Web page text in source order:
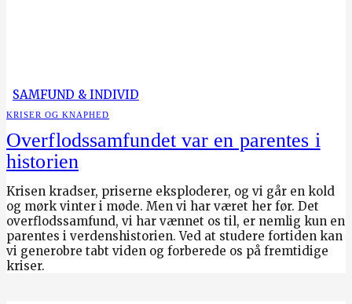
SAMFUND & INDIVID
KRISER OG KNAPHED
Overflodssamfundet var en parentes i
historien
Krisen kradser, priserne eksploderer, og vi går en kold
og mørk vinter i møde. Men vi har været her før. Det
overflodssamfund, vi har vænnet os til, er nemlig kun en
parentes i verdenshistorien. Ved at studere fortiden kan
vi generobre tabt viden og forberede os på fremtidige
kriser.